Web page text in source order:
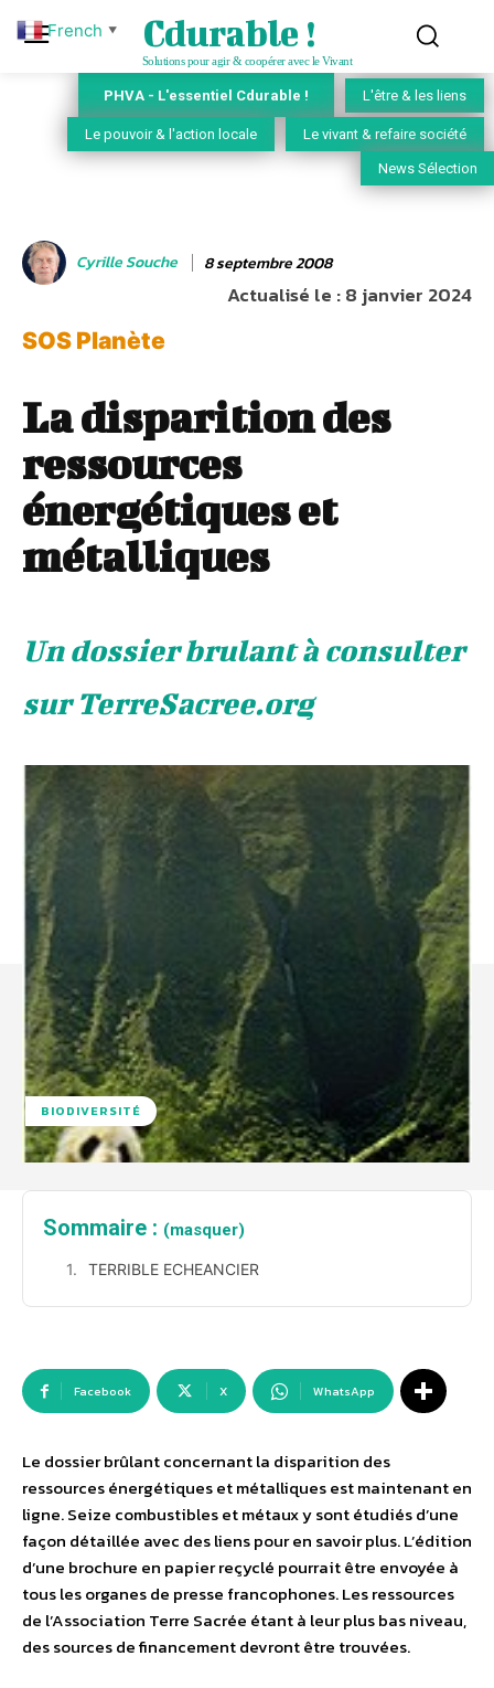
Cdurable !
Solutions pour agir & coopérer avec le Vivant
PHVA - L'essentiel Cdurable ! L'être & les liens
Le pouvoir & l'action locale Le vivant & refaire société
News Sélection
Cyrille Souche 8 septembre 2008
Actualisé le :8 janvier 2024
SOS Planète
La disparition des
ressources
énergétiques et
métalliques
Un dossier brulant à consulter
sur TerreSacree.org
BIODIVERSITÉ
Sommaire : (masquer)
TERRIBLE ECHEANCIER
Facebook X WhatsApp
Le dossier brûlant concernant la disparition des
ressources énergétiques et métalliques est maintenant en
ligne. Seize combustibles et métaux y sont étudiés d’une
façon détaillée avec des liens pour en savoir plus. L’édition
d’une brochure en papier reçyclé pourrait être envoyée à
tous les organes de presse francophones. Les ressources
de l’Association Terre Sacrée étant à leur plus bas niveau,
des sources de financement devront être trouvées.
French ▼